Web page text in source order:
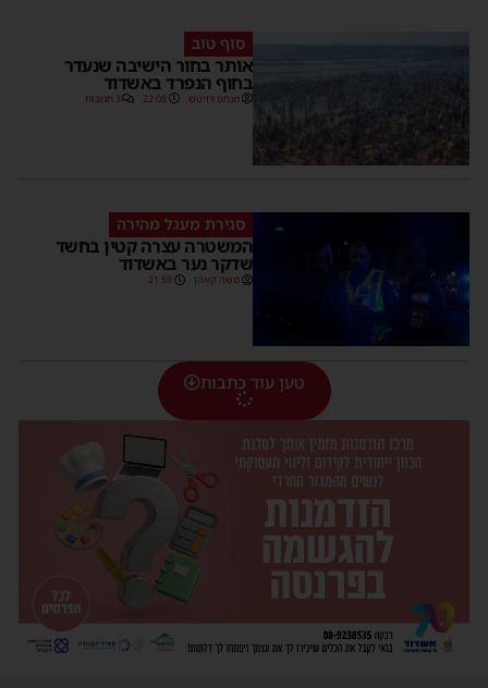
סוף טוב
אותר בחור הישיבה שנעדר
בחוף הנפרד באשדוד
מנחם דויטש 22:08 3 תגובות
סגירת מעגל מהירה
המשטרה עצרה קטין בחשד
שדקר נער באשדוד
משה קאהן 21:59
טען עוד כתבות